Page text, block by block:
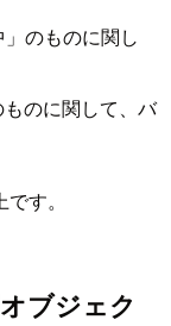
のものに関し
のに関して、バ
す。
ブジェク